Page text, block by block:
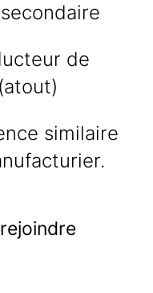
de
similaire